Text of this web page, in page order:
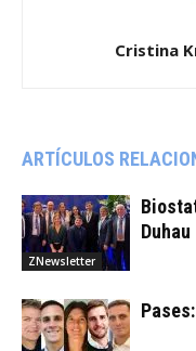
Cristina
ARTÍCULOS
ZNewsletter
Duhau